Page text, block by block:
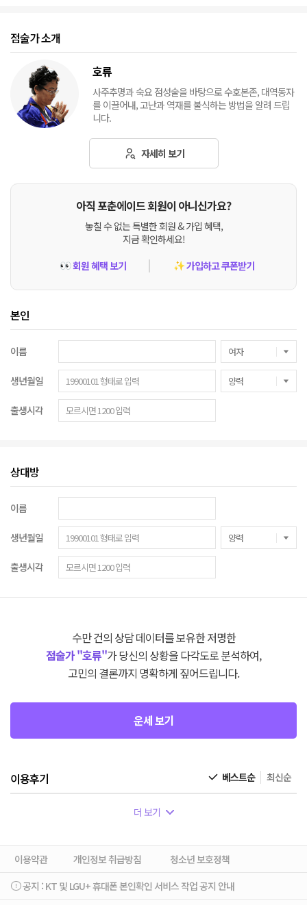
점술가 소개
호류
사주추명과 숙요 점성술을 바탕으로 수호본존, 대역동자
를 이끌어내, 고난과 역재를 불식하는 방법을 알려 드립
니다.
자세히 보기
아직 포춘에이드 회원이 아니신가요?
놓칠 수 없는 특별한 회원 & 가입 혜택,
지금 확인하세요!
👀회원 혜택 보기 ✨가입하고 쿠폰받기
본인
이름
생년월일
출생시각
상대방
이름
생년월일
출생시각
수만 건의 상담 데이터를 보유한 저명한
점술가 "호류"가 당신의 상황을 다각도로 분석하여,
고민의 결론까지 명확하게 짚어드립니다.
운세 보기
이용후기 베스트순 최신순
더 보기
이용약관 개인정보 취급방침
청소년 보호정책
공지 : KT 및 LGU+ 휴대폰 본인확인 서비스 작업 공지 안내